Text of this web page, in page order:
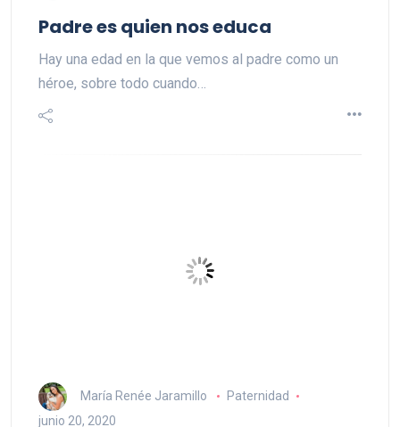
Padre es quien nos educa
Hay una edad en la que vemos al padre como un
héroe, sobre todo cuando…
María Renée Jaramillo
Paternidad
junio 20, 2020